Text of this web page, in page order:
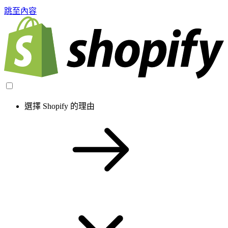
跳至內容
選擇 Shopify 的理由